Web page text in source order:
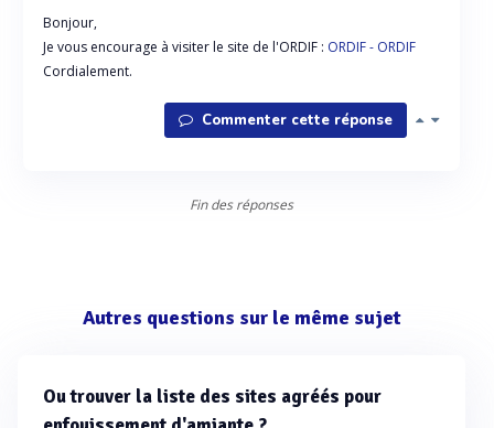
Bonjour,
Je vous encourage à visiter le site de l'ORDIF : ORDIF - ORDIF
Cordialement.
Commenter cette réponse
Fin des réponses
Autres questions sur le même sujet
Ou trouver la liste des sites agréés pour